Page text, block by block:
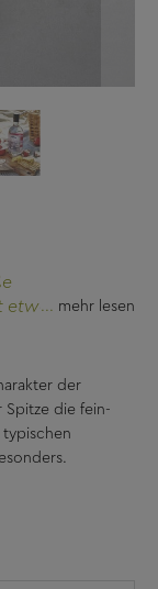
etwas frischem
mehr lesen
der
Spitze die fein-